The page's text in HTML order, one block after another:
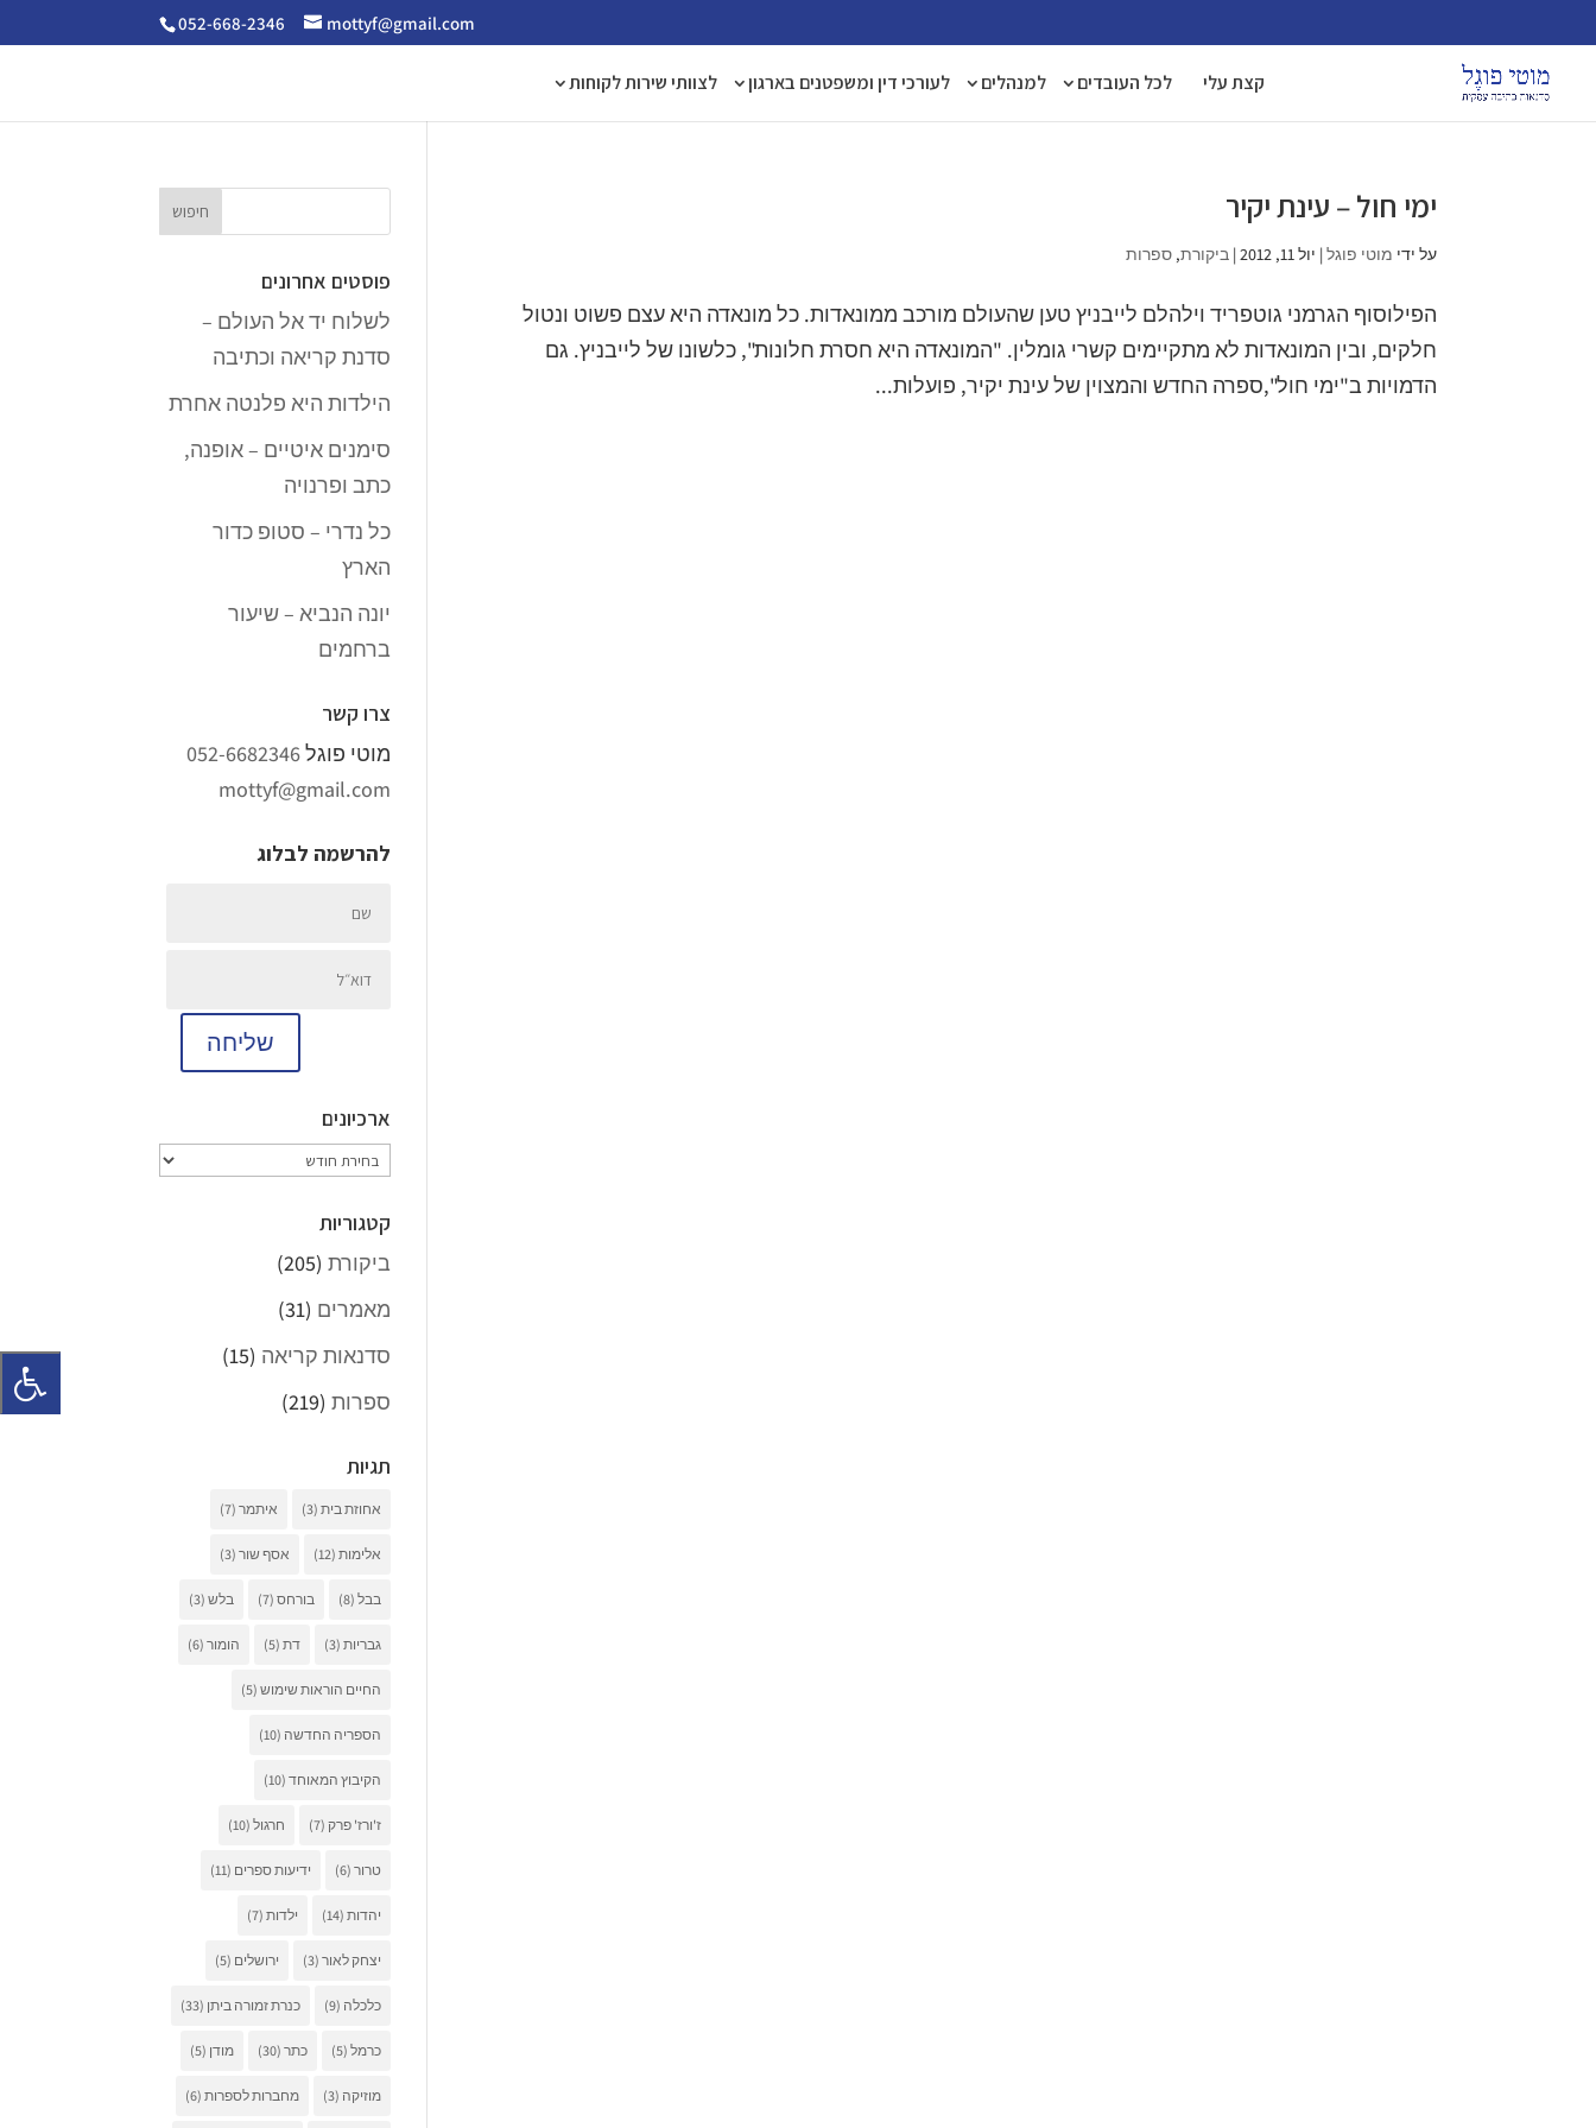
052-668-2346 mottyf@gmail.com
קצת עלי לכל העובדים למנהלים לעורכי דין ומשפטנים בארגון לצוותי שירות לקוחות
ימי חול – עינת יקיר
על ידי מוטי פוגל| יול 11, 2012 |ביקורת,ספרות
הפילוסוף הגרמני גוטפריד וילהלם לייבניץ טען שהעולם מורכב ממונאדות. כל מונאדה היא עצם פשוט ונטול
חלקים, ובין המונאדות לא מתקיימים קשרי גומלין. "המונאדה היא חסרת חלונות", כלשונו של לייבניץ. גם
הדמויות ב"ימי חול",ספרה החדש והמצוין של עינת יקיר, פועלות...
פוסטים אחרונים
לשלוח יד אל העולם –
סדנת קריאה וכתיבה
הילדות היא פלנטה אחרת
סימנים איטיים – אופנה,
כתב ופרנויה
כל נדרי – סטופ כדור
הארץ
יונה הנביא – שיעור
ברחמים
צרו קשר
מוטי פוגל052-6682346
mottyf@gmail.com
להרשמה לבלוג
שליחה
ארכיונים
ארכיונים
קטגוריות
ביקורת (205)
מאמרים (31)
סדנאות קריאה (15)
ספרות (219)
תגיות
אחוזת בית (3) איתמר (7)
אלימות (12) אסף שור (3)
בבל (8) בורחס (7) בלש (3)
גבריות (3) דת (5) הומור (6)
החיים הוראות שימוש (5)
הספריה החדשה (10)
הקיבוץ המאוחד (10)
ז'ורז' פרק (7) חרגול (10)
טרור (6) ידיעות ספרים (11)
יהדות (14) ילדות (7)
יצחק לאור (3) ירושלים (5)
כלכלה (9) כנרת זמורה ביתן (33)
כרמל (5) כתר (30) מודן (5)
מוזיקה (3) מחברות לספרות (6)